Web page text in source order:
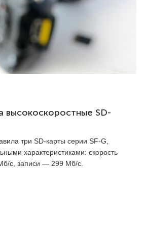
высокоскоростные SD-
три SD-карты серии SF-G,
характеристиками: скорость
с, записи — 299 Мб/с.